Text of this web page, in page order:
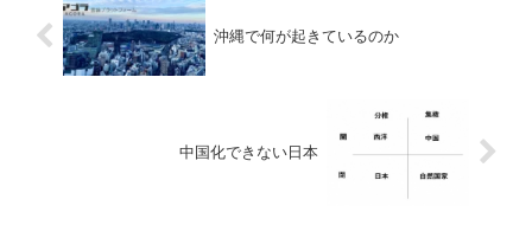
沖縄で何が起きているのか
中国化できない日本